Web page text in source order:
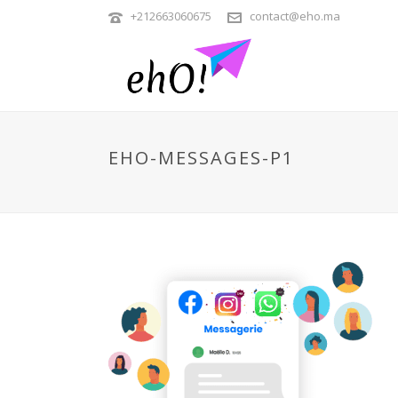
+212663060675 contact@eho.ma
EHO-MESSAGES-P1